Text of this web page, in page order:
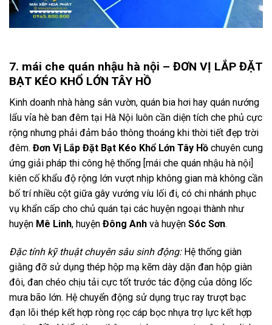
7. mái che quán nhậu hà nội – ĐƠN VỊ LẮP ĐẶT
BẠT KÉO KHỔ LỚN TÂY HỒ
Kinh doanh nhà hàng sân vườn, quán bia hơi hay quán nướng
lẩu vỉa hè ban đêm tại Hà Nội luôn cần diện tích che phủ cực
rộng nhưng phải đảm bảo thông thoáng khi thời tiết đẹp trời
đêm. Đơn Vị Lắp Đặt Bạt Kéo Khổ Lớn Tây Hồ chuyên cung
ứng giải pháp thi công hệ thống [mái che quán nhậu hà nội]
kiên cố khẩu độ rộng lớn vượt nhịp không gian mà không cần
bố trí nhiều cột giữa gây vướng víu lối đi, có chi nhánh phục
vụ khẩn cấp cho chủ quán tại các huyện ngoại thành như
huyện Mê Linh, huyện Đông Anh và huyện Sóc Sơn.
Đặc tính kỹ thuật chuyên sâu sinh động:Hệ thống giàn
giằng đỡ sử dụng thép hộp mạ kẽm dày dặn đan hộp giàn
đôi, đan chéo chịu tải cực tốt trước tác động của dông lốc
mưa bão lớn. Hệ chuyển động sử dụng trục ray trượt bạc
đạn lõi thép kết hợp ròng rọc cáp bọc nhựa trợ lực kết hợp